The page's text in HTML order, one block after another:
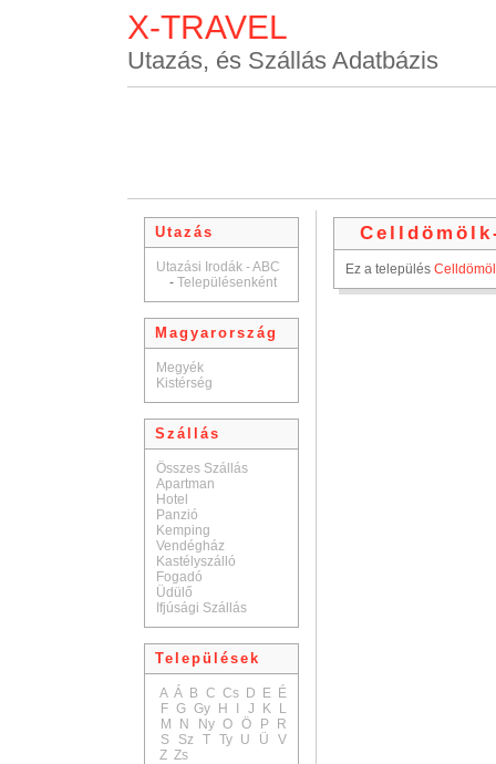
X-TRAVEL
Utazás, és Szállás Adatbázis
Utazás
Utazási Irodák - ABC
- Településenként
Magyarország
Megyék
Kistérség
Szállás
Összes Szállás
Apartman
Hotel
Panzió
Kemping
Vendégház
Kastélyszálló
Fogadó
Üdülő
Ifjúsági Szállás
Települések
A Á B C Cs D E É
F G Gy H J K
L
M
N Ny O Ö P
R
S
Sz T Ty U Ü
V
Z Zs
Ez a település